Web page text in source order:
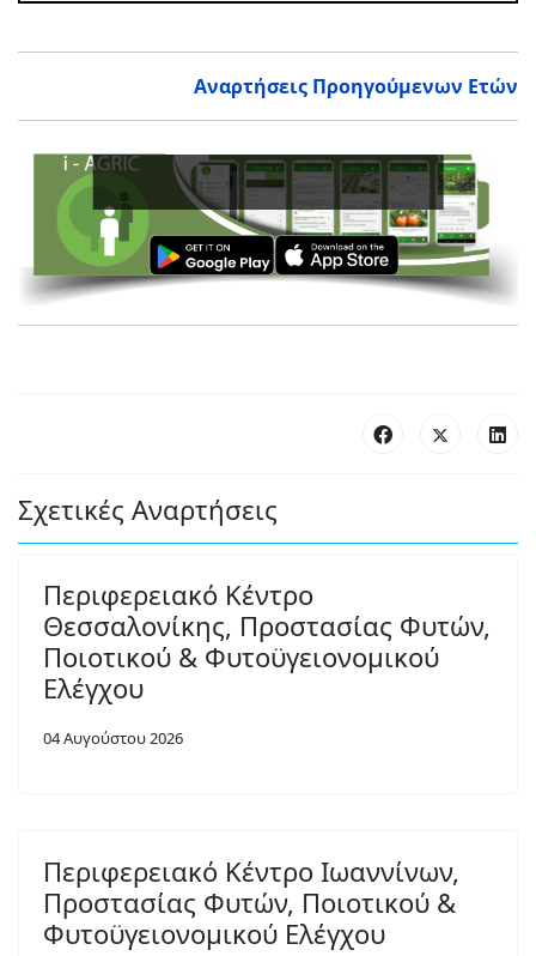
Αναρτήσεις Προηγούμενων Ετών
Σχετικές Αναρτήσεις
Περιφερειακό Κέντρο
Θεσσαλονίκης, Προστασίας Φυτών,
Ποιοτικού & Φυτοϋγειονομικού
Ελέγχου
04 Αυγούστου 2026
Περιφερειακό Κέντρο Ιωαννίνων,
Προστασίας Φυτών, Ποιοτικού &
Φυτοϋγειονομικού Ελέγχου